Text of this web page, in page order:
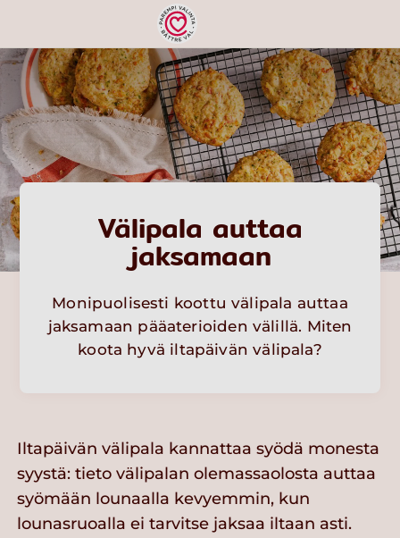
Välipala auttaa
jaksamaan
Monipuolisesti koottu välipala auttaa
jaksamaan pääaterioiden välillä. Miten
koota hyvä iltapäivän välipala?
Iltapäivän välipala kannattaa syödä monesta
syystä: tieto välipalan olemassaolosta auttaa
syömään lounaalla kevyemmin, kun
lounasruoalla ei tarvitse jaksaa iltaan asti.